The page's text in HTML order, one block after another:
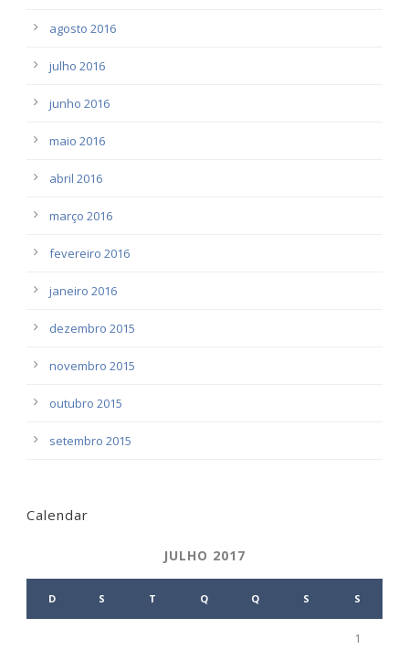
agosto 2016
julho 2016
junho 2016
maio 2016
abril 2016
março 2016
fevereiro 2016
janeiro 2016
dezembro 2015
novembro 2015
outubro 2015
setembro 2015
Calendar
JULHO 2017
D S T Q Q S S
1